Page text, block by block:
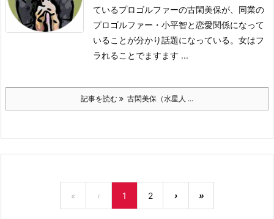
ているプロゴルファーの古閑美保が、同業の
プロゴルファー・小平智と恋愛関係になって
いることが分かり話題になっている。 女はフ
ラれることでますます ...
記事を読む 古閑美保（水星人 ...
« ‹ 1 2 › »